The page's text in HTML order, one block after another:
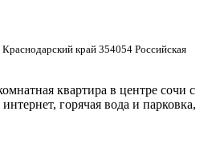
край 354054 Российская
квартира в центре сочи с
горячая вода и парковка,